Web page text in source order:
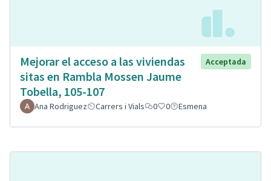
Mejorar el acceso a las viviendas
sitas en Rambla Mossen Jaume
Tobella, 105-107
Acceptada
Ana Rodriguez Carrers i Vials 0 0 Esmena